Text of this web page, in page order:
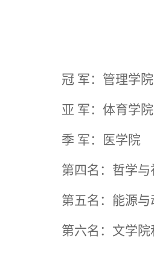
冠 军：管理学院
亚 军：体育学院
季 军：医学院
第四名：哲学
第五名：能源
第六名：文学